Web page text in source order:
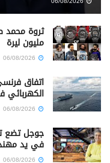
مليون ليرة
اتفاق
في يد